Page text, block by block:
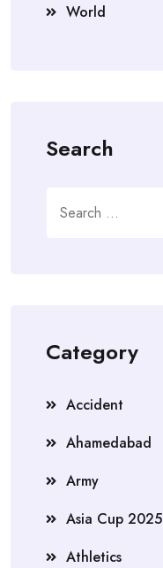
World
Search
Category
Accident
Ahamedabad
Army
Asia Cup 2025
Athletics